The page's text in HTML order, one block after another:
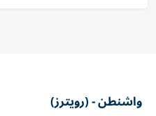
واشنطن - (رويترز)